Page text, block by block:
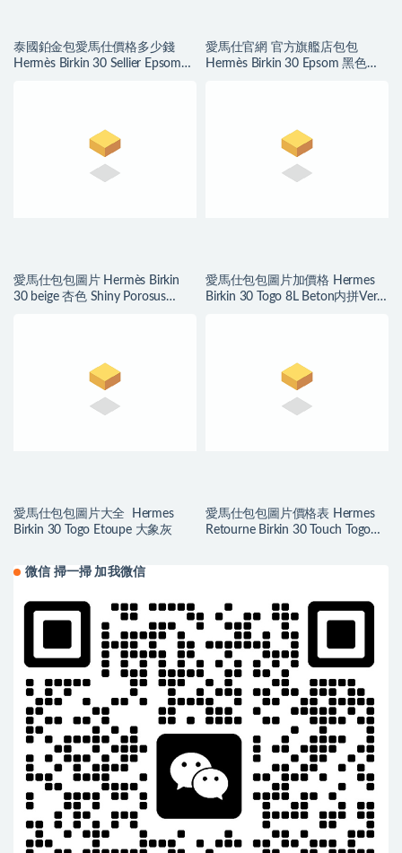
泰國鉑金包愛馬仕價格多少錢
Hermès Birkin 30 Sellier Epsom
愛馬仕官網 官方旗艦店包包
Hermès Birkin 30 Epsom 黑色内
愛馬仕包包圖片 Hermès Birkin
30 beige 杏色 Shiny Porosus
愛馬仕包包圖片加價格 Hermes
Birkin 30 Togo 8L Beton内拼Vert
愛馬仕包包圖片大全 Hermes
Birkin 30 Togo Etoupe 大象灰
愛馬仕包包圖片價格表 Hermes
Retourne Birkin 30 Touch Togo
微信 掃一掃 加我微信